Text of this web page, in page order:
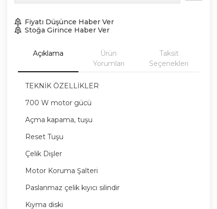
Fiyatı Düşünce Haber Ver
Stoğa Girince Haber Ver
Açıklama
Ürün
Yorumları
Taksit
Seçenekleri
TEKNİK ÖZELLİKLER
700 W motor gücü
Açma kapama, tuşu
Reset Tuşu
Çelik Dişler
Motor Koruma Şalteri
Paslanmaz çelik kıyıcı silindir
Kıyma diski